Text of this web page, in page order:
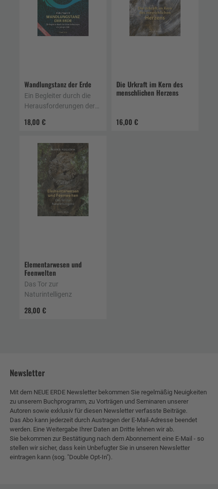
Wandlungstanz der Erde
18,00 €
Ein Begleiter durch die
Herausforderungen der
Die Urkraft im Kern des
menschlichen Herzens
16,00 €
Elementarwesen und
Feenwelten
28,00 €
Das Tor zur
Naturintelligenz
Newsletter
Mit dem NEUE ERDE Newsletter bekommen Sie regelmäßig Neuigkeiten
zu unserem Buchprogramm, zu Vorträgen und Seminaren unserer
Autoren sowie exklusiv für diesen Newsletter verfasste Beiträge.
Das Abo kann jederzeit durch Austragen der E-Mail-Adresse beendet
werden. Eine Weitergabe Ihrer Daten an Dritte lehnen wir ab.
Sie bekommen zur Bestätigung nach dem Abonnement eine E-Mail - so
stellen wir sicher, dass kein Unbefugter Sie in unseren Newsletter
eintragen kann (sog. "Double Opt-In").